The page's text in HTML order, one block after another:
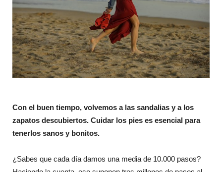
Con el buen tiempo, volvemos a las sandalias y a los
zapatos descubiertos. Cuidar los pies es esencial para
tenerlos sanos y bonitos.
¿Sabes que cada día damos una media de 10.000 pasos?